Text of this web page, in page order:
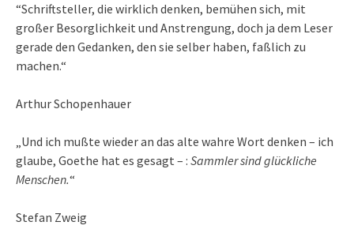
“Schriftsteller, die wirklich denken, bemühen sich, mit
großer Besorglichkeit und Anstrengung, doch ja dem Leser
gerade den Gedanken, den sie selber haben, faßlich zu
machen.“
Arthur Schopenhauer
„Und ich mußte wieder an das alte wahre Wort denken – ich
glaube, Goethe hat es gesagt – : Sammler sind glückliche
Menschen.“
Stefan Zweig